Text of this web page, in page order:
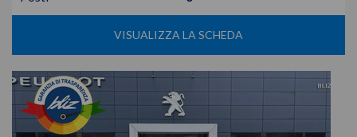
VISUALIZZA LA SCHEDA